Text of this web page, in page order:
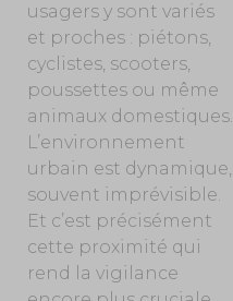
usagers y sont variés
et proches : piétons,
cyclistes, scooters,
poussettes ou même
animaux domestiques.
L’environnement
urbain est dynamique,
souvent imprévisible.
Et c’est précisément
cette proximité qui
rend la vigilance